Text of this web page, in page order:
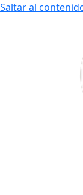
Saltar al